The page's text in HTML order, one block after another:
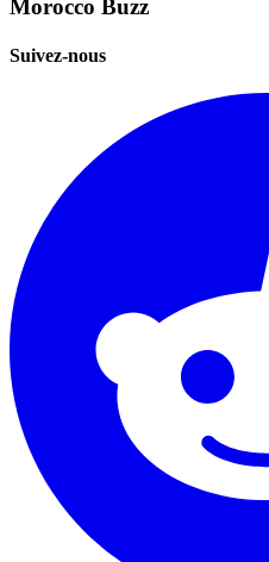
Morocco Buzz
Suivez-nous